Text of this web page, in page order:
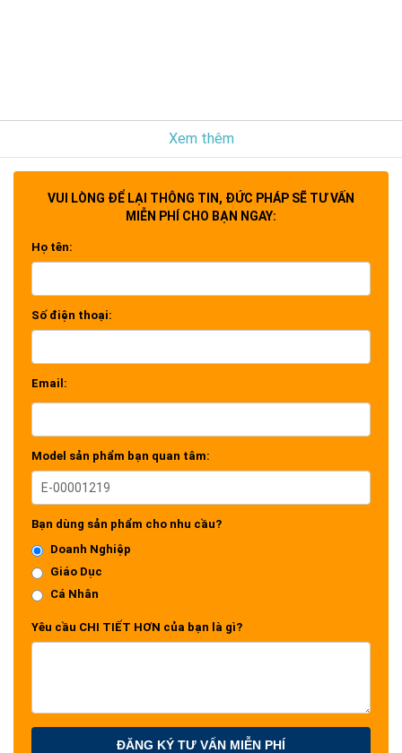
Xem thêm
VUI LÒNG ĐỂ LẠI THÔNG TIN, ĐỨC PHÁP SẼ TƯ VẤN
MIỄN PHÍ CHO BẠN NGAY:
Họ tên:
Số điện thoại:
Email:
Model sản phẩm bạn quan tâm:
Bạn dùng sản phẩm cho nhu cầu?
Doanh Nghiệp
Giáo Dục
Cá Nhân
Yêu cầu CHI TIẾT HƠN của bạn là gì?
ĐĂNG KÝ TƯ VẤN MIỄN PHÍ